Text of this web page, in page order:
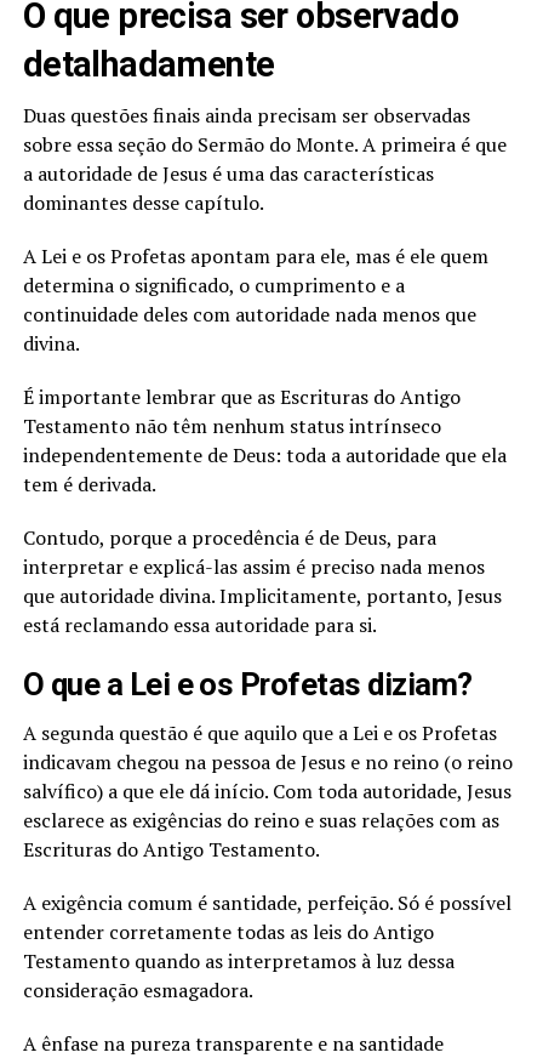
O que precisa ser observado
detalhadamente
Duas questões finais ainda precisam ser observadas
sobre essa seção do Sermão do Monte. A primeira é que
a autoridade de Jesus é uma das características
dominantes desse capítulo.
A Lei e os Profetas apontam para ele, mas é ele quem
determina o significado, o cumprimento e a
continuidade deles com autoridade nada menos que
divina.
É importante lembrar que as Escrituras do Antigo
Testamento não têm nenhum status intrínseco
independentemente de Deus: toda a autoridade que ela
tem é derivada.
Contudo, porque a procedência é de Deus, para
interpretar e explicá-las assim é preciso nada menos
que autoridade divina. Implicitamente, portanto, Jesus
está reclamando essa autoridade para si.
O que a Lei e os Profetas diziam?
A segunda questão é que aquilo que a Lei e os Profetas
indicavam chegou na pessoa de Jesus e no reino (o reino
salvífico) a que ele dá início. Com toda autoridade, Jesus
esclarece as exigências do reino e suas relações com as
Escrituras do Antigo Testamento.
A exigência comum é santidade, perfeição. Só é possível
entender corretamente todas as leis do Antigo
Testamento quando as interpretamos à luz dessa
consideração esmagadora.
A ênfase na pureza transparente e na santidade